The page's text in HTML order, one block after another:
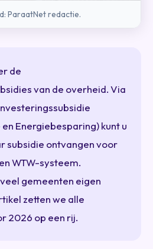
ParaatNet redactie.
de
van de overheid. Via
Energiebesparing) kunt u
subsidie ontvangen voor
WTW-systeem.
gemeenten eigen
zetten we alle
2026 op een rij.